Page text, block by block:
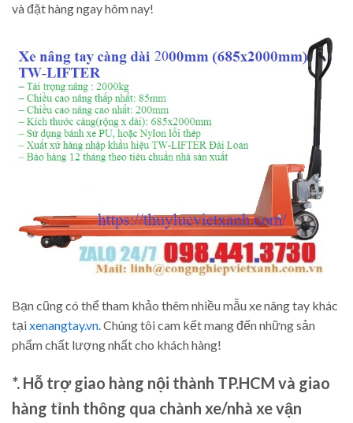
và đặt hàng ngay hôm nay!
Bạn cũng có thể tham khảo thêm nhiều mẫu xe nâng tay khác
tạixenangtay.vn . Chúng tôi cam kết mang đến những sản
phẩm chất lượng nhất cho khách hàng!
*. Hỗ trợ giao hàng nội thành TP.HCM và giao
hàng tỉnh thông qua chành xe/nhà xe vận